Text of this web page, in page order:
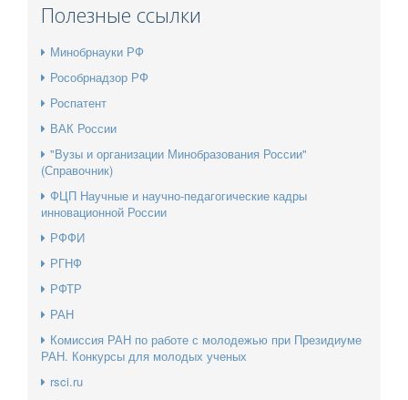
Полезные ссылки
Минобрнауки РФ
Рособрнадзор РФ
Роспатент
ВАК России
"Вузы и организации Минобразования России"
(Справочник)
ФЦП Научные и научно-педагогические кадры
инновационной России
РФФИ
РГНФ
РФТР
РАН
Комиссия РАН по работе с молодежью при Президиуме
РАН. Конкурсы для молодых ученых
rsci.ru